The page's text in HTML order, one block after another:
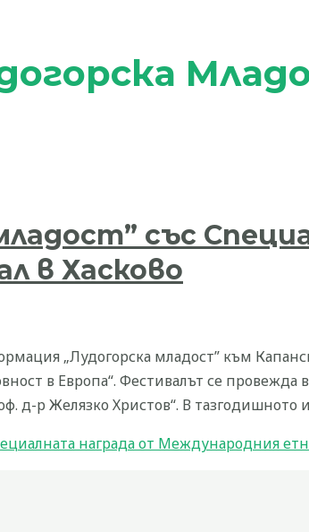
със
в Хасково
„Лудогорска младост” към
в Европа“. Фестивалът се
д-р Желязко Христов“. В
награда от Международния